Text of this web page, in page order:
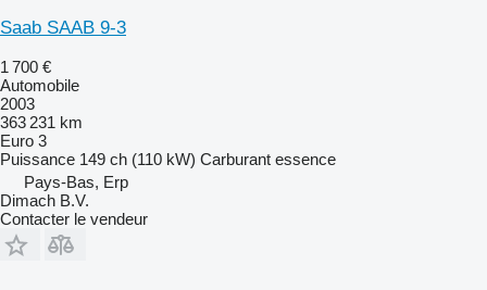
Saab SAAB 9-3
1 700 €
Automobile
2003
363 231 km
Euro 3
Puissance 149 ch (110 kW) Carburant essence
Pays-Bas, Erp
Dimach B.V.
Contacter le vendeur